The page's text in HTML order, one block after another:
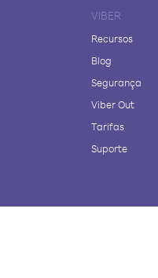
VIBER
Recursos
Blog
Segurança
Viber Out
Tarifas
Suporte